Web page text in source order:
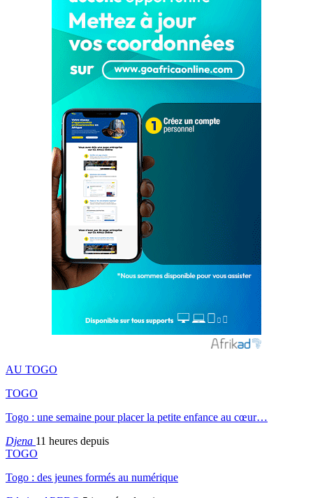
AU TOGO
TOGO
Togo : une semaine pour placer la petite enfance au cœur…
Djena 11 heures depuis
TOGO
Togo : des jeunes formés au numérique